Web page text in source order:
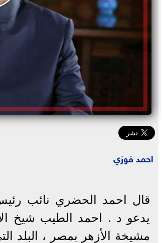
احمد فوزي
قال احمد الحضري نائب رئيس
يدعو د . احمد الطيب شيخ
مشيخة الأزهر بمصر ، البلد